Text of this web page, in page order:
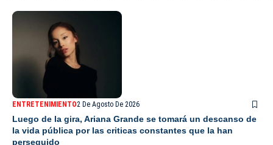
ENTRETENIMIENTO2 De Agosto De 2026
Luego de la gira, Ariana Grande se tomará un descanso de
la vida pública por las criticas constantes que la han
perseguido